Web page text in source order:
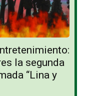
la segunda
“Lina y